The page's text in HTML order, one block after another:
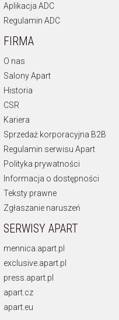
Aplikacja ADC
Regulamin ADC
FIRMA
O nas
Salony Apart
Historia
CSR
Kariera
Sprzedaż korporacyjna B2B
Regulamin serwisu Apart
Polityka prywatności
Informacja o dostępności
Teksty prawne
Zgłaszanie naruszeń
SERWISY APART
mennica.apart.pl
exclusive.apart.pl
press.apart.pl
apart.cz
apart.eu